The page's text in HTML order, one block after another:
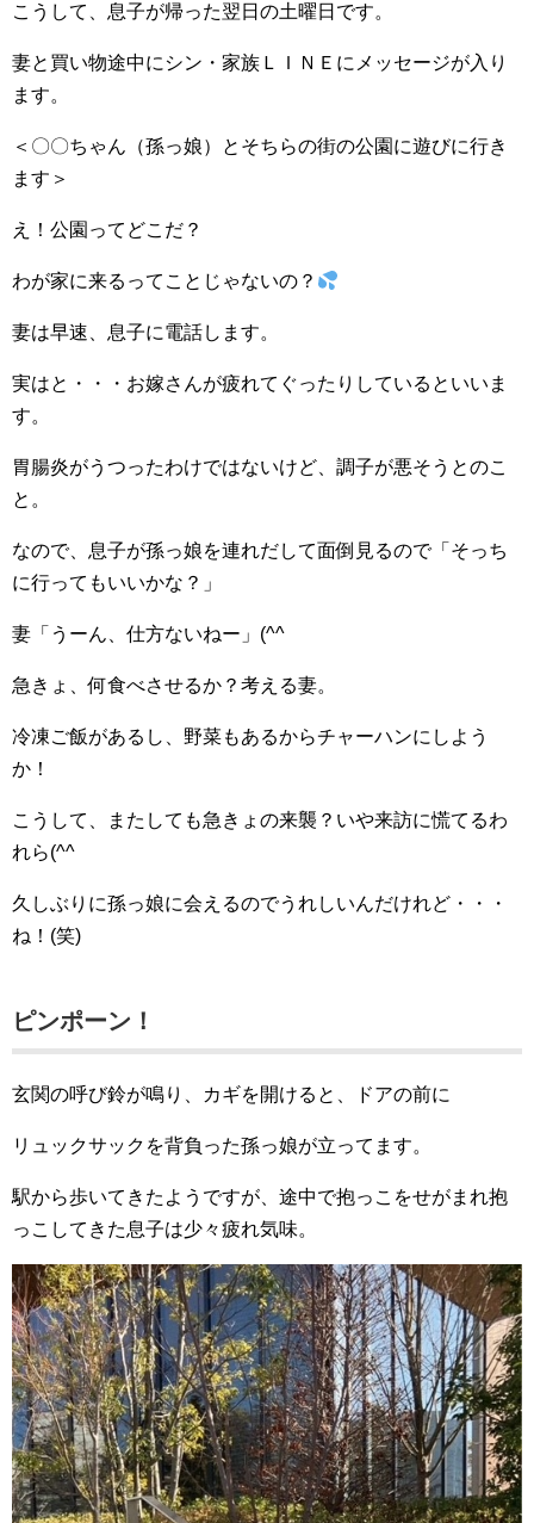
こうして、息子が帰った翌日の土曜日です。
妻と買い物途中にシン・家族ＬＩＮＥにメッセージが入り
ます。
＜〇〇ちゃん（孫っ娘）とそちらの街の公園に遊びに行き
ます＞
え！公園ってどこだ？
わが家に来るってことじゃないの？
妻は早速、息子に電話します。
実はと・・・お嫁さんが疲れてぐったりしているといいま
す。
胃腸炎がうつったわけではないけど、調子が悪そうとのこ
と。
なので、息子が孫っ娘を連れだして面倒見るので「そっち
に行ってもいいかな？」
妻「うーん、仕方ないねー」(^^ゞ
急きょ、何食べさせるか？考える妻。
冷凍ご飯があるし、野菜もあるからチャーハンにしよう
か！
こうして、またしても急きょの来襲？いや来訪に慌てるわ
れら(^^ゞ
久しぶりに孫っ娘に会えるのでうれしいんだけれど・・・
ね！(笑)
ピンポーン！
玄関の呼び鈴が鳴り、カギを開けると、ドアの前に
リュックサックを背負った孫っ娘が立ってます。
駅から歩いてきたようですが、途中で抱っこをせがまれ抱
っこしてきた息子は少々疲れ気味。